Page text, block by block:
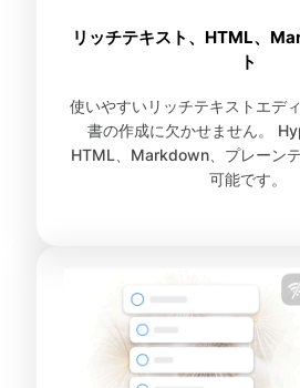
リッチテキスト、HTML、
ト
使いやすいリッチテキストエデ
書の作成に欠かせません。
HTML、Markdown、プレーン
可能です。